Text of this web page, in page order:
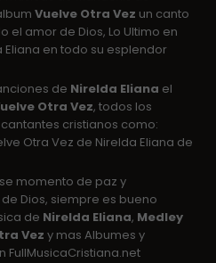
Vuelve Otra Vez un canto
el amor de Dios, Lo Ultimo en
en todo su esplendor
de Nirelda Eliana el
Otra Vez, todos los
cristianos como:
Otra Vez de Nirelda Eliana de
momento de paz y
Dios, siempre es bueno
de Nirelda Eliana, Medley
Vez y mas Albumes y